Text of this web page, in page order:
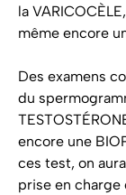
la
même encore
Des examens
du
encore une
ces test, on
prise en charge